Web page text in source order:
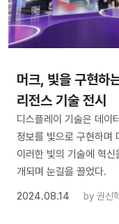
머크, 빛을 구현하
리전스 기술 전시
디스플레이 기술은 데이
정보를 빛으로 구현하며
이러한 빛의 기술에 혁
개되며 눈길을 끌었다.
2024.08.14
by 권신